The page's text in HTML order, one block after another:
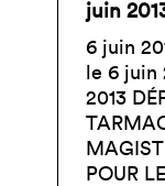
juin
6 juin
le 6 juin
2013
POUR